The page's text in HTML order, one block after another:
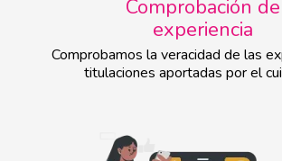
Comprobación de
experiencia
Comprobamos la veracidad de las
titulaciones aportadas por el